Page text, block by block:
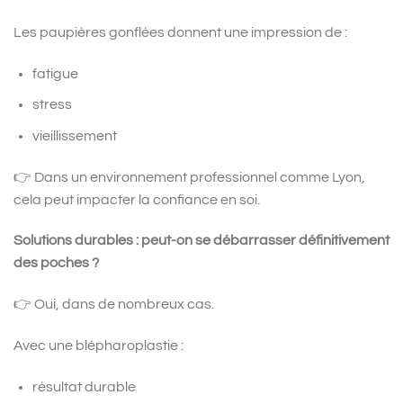
Les paupières gonflées donnent une impression de :
fatigue
stress
vieillissement
👉 Dans un environnement professionnel comme Lyon,
cela peut impacter la confiance en soi.
Solutions durables : peut-on se débarrasser définitivement
des poches ?
👉 Oui, dans de nombreux cas.
Avec une blépharoplastie :
résultat durable